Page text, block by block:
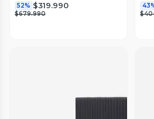
52% $319.990
$679.990